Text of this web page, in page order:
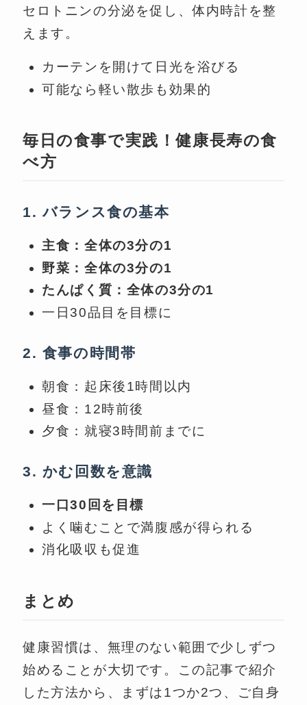
セロトニンの分泌を促し、体内時計を整
えます。
カーテンを開けて日光を浴びる
可能なら軽い散歩も効果的
毎日の食事で実践！健康長寿の食
べ方
1. バランス食の基本
主食：全体の3分の1
野菜：全体の3分の1
たんぱく質：全体の3分の1
一日30品目を目標に
2. 食事の時間帯
朝食：起床後1時間以内
昼食：12時前後
夕食：就寝3時間前までに
3. かむ回数を意識
一口30回を目標
よく噛むことで満腹感が得られる
消化吸収も促進
まとめ
健康習慣は、無理のない範囲で少しずつ
始めることが大切です。この記事で紹介
した方法から、まずは1つか2つ、ご自身